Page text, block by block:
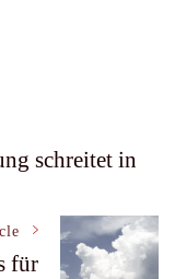
schreitet in
für